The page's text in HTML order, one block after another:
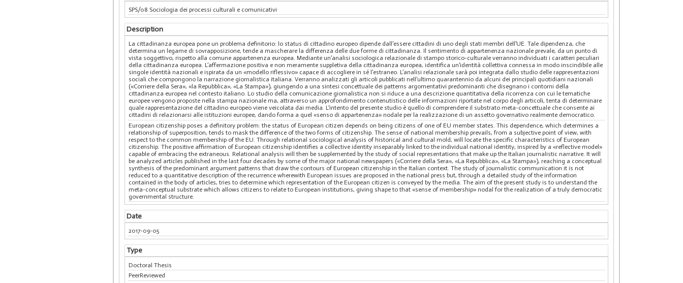
SPS/08 Sociologia dei processi culturali e comunicativi
Description
La cittadinanza europea pone un problema definitorio: lo status di cittadino europeo dipende dall’essere cittadini di uno degli stati membri dell’UE. Tale dipendenza, che
determina un legame di sovrapposizione, tende a mascherare la differenza delle due forme di cittadinanza. Il sentimento di appartenenza nazionale prevale, da un punto di
vista soggettivo, rispetto alla comune appartenenza europea. Mediante un’analisi sociologica relazionale di stampo storico-culturale verranno individuati i caratteri peculiari
della cittadinanza europea. L’affermazione positiva e non meramente suppletiva della cittadinanza europea, identifica un’identità collettiva connessa in modo inscindibile alle
singole identità nazionali e ispirata da un «modello riflessivo» capace di accogliere in sé l’estraneo. L’analisi relazionale sarà poi integrata dallo studio delle rappresentazioni
sociali che compongono la narrazione giornalistica italiana. Verranno analizzati gli articoli pubblicati nell’ultimo quarantennio da alcuni dei principali quotidiani nazionali
(«Corriere della Sera», «la Repubblica», «La Stampa»), giungendo a una sintesi concettuale dei patterns argomentativi predominanti che disegnano i contorni della
cittadinanza europea nel contesto italiano. Lo studio della comunicazione giornalistica non si riduce a una descrizione quantitativa della ricorrenza con cui le tematiche
europee vengono proposte nella stampa nazionale ma, attraverso un approfondimento contenutistico delle informazioni riportate nel corpo degli articoli, tenta di determinare
quale rappresentazione del cittadino europeo viene veicolata dai media. L’intento del presente studio è quello di comprendere il substrato meta-concettuale che consente ai
cittadini di relazionarsi alle istituzioni europee, dando forma a quel «senso di appartenenza» nodale per la realizzazione di un assetto governativo realmente democratico.
European citizenship poses a definitory problem: the status of European citizen depends on being citizens of one of EU member states. This dependence, which determines a
relationship of superposition, tends to mask the difference of the two forms of citizenship. The sense of national membership prevails, from a subjective point of view, with
respect to the common membership of the EU. Through relational sociological analysis of historical and cultural mold, will locate the specific characteristics of European
citizenship. The positive affirmation of European citizenship identifies a collective identity inseparably linked to the individual national identity, inspired by a «reflective model»
capable of embracing the extraneous. Relational analysis will then be supplemented by the study of social representations that make up the Italian journalistic narrative. It will
be analyzed articles published in the last four decades by some of the major national newspapers («Corriere della Sera», «La Repubblica», «La Stampa»), reaching a conceptual
synthesis of the predominant argument patterns that draw the contours of European citizenship in the Italian context. The study of journalistic communication it is not
reduced to a quantitative description of the recurrence wherewith European issues are proposed in the national press but, through a detailed study of the information
contained in the body of articles, tries to determine which representation of the European citizen is conveyed by the media. The aim of the present study is to understand the
meta-conceptual substrate which allows citizens to relate to European institutions, giving shape to that «sense of membership» nodal for the realization of a truly democratic
governmental structure.
Date
2017-09-05
Type
Doctoral Thesis
PeerReviewed